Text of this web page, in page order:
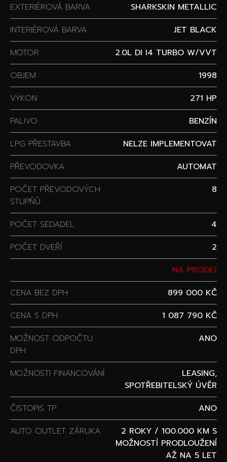
EXTERIÉROVÁ BARVA
SHARKSKIN METALLIC
INTERIÉROVÁ BARVA
JET BLACK
MOTOR
2.0L DI I4 TURBO W/VVT
OBJEM
1998
VÝKON
271 HP
PALIVO
BENZÍN
LPG PŘESTAVBA
NELZE IMPLEMENTOVAT
PŘEVODOVKA
AUTOMAT
POČET PŘEVODOVÝCH
STUPŇŮ
8
POČET SEDADEL
4
POČET DVEŘÍ
2
NA PRODEJ
CENA BEZ DPH
899 000 KČ
CENA S DPH
1 087 790 KČ
MOŽNOST ODPOČTU
DPH
ANO
MOŽNOSTI FINANCOVÁNÍ
LEASING,
SPOTŘEBITELSKÝ ÚVĚR
ČISTOPIS TP
ANO
AUTO OUTLET ZÁRUKA
2 ROKY / 100.000 KM S
MOŽNOSTÍ PRODLOUŽENÍ
AŽ NA 5 LET